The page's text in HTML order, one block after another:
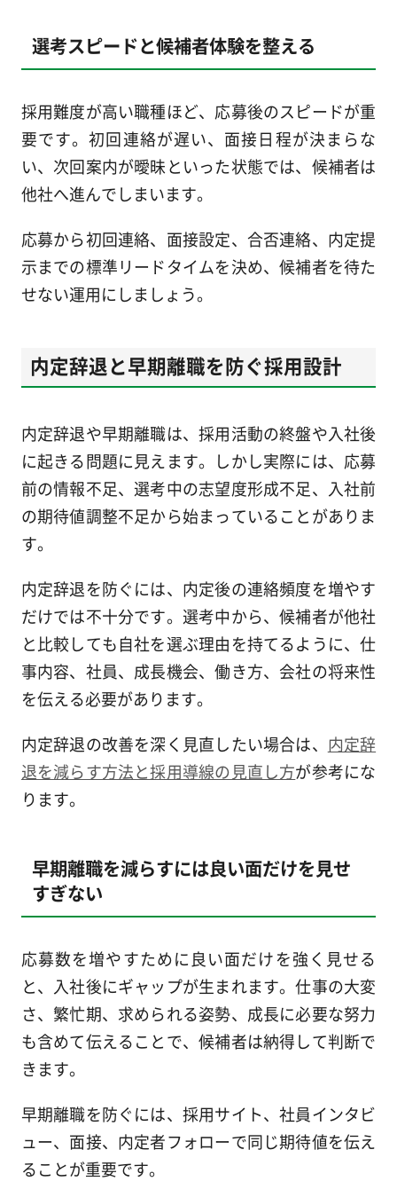
選考スピードと候補者体験を整える
採用難度が高い職種ほど、応募後のスピードが重
要です。初回連絡が遅い、面接日程が決まらな
い、次回案内が曖昧といった状態では、候補者は
他社へ進んでしまいます。
応募から初回連絡、面接設定、合否連絡、内定提
示までの標準リードタイムを決め、候補者を待た
せない運用にしましょう。
内定辞退と早期離職を防ぐ採用設計
内定辞退や早期離職は、採用活動の終盤や入社後
に起きる問題に見えます。しかし実際には、応募
前の情報不足、選考中の志望度形成不足、入社前
の期待値調整不足から始まっていることがありま
す。
内定辞退を防ぐには、内定後の連絡頻度を増やす
だけでは不十分です。選考中から、候補者が他社
と比較しても自社を選ぶ理由を持てるように、仕
事内容、社員、成長機会、働き方、会社の将来性
を伝える必要があります。
内定辞退の改善を深く見直したい場合は、 内定辞
退を減らす方法と採用導線の見直し方が参考にな
ります。
早期離職を減らすには良い面だけを見せ
すぎない
応募数を増やすために良い面だけを強く見せる
と、入社後にギャップが生まれます。仕事の大変
さ、繁忙期、求められる姿勢、成長に必要な努力
も含めて伝えることで、候補者は納得して判断で
きます。
早期離職を防ぐには、採用サイト、社員インタビ
ュー、面接、内定者フォローで同じ期待値を伝え
ることが重要です。